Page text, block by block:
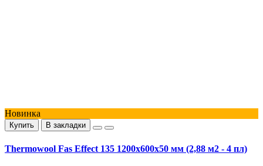
Новинка
Купить В закладки
Thermowool Fas Effect 135 1200x600x50 мм (2,88 м2 - 4 пл)